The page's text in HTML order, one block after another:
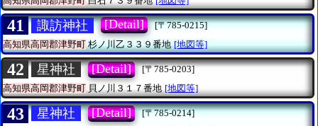
41 諏訪神社 [Detail]
[〒785-0215]
高知県高岡郡津野町杉ノ川乙３３９番地 [地図等]
42 星神社 [Detail]
[〒785-0203]
高知県高岡郡津野町貝ノ川３１７番地 [地図等]
43 星神社 [Detail]
[〒785-0214]